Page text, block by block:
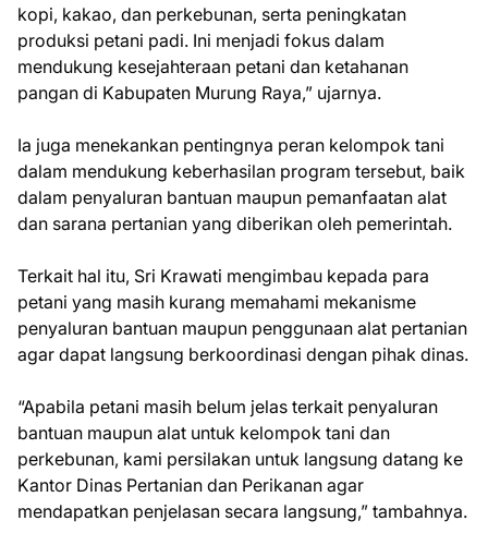
kopi, kakao, dan perkebunan, serta peningkatan
produksi petani padi. Ini menjadi fokus dalam
mendukung kesejahteraan petani dan ketahanan
pangan di Kabupaten Murung Raya,” ujarnya.
Ia juga menekankan pentingnya peran kelompok tani
dalam mendukung keberhasilan program tersebut, baik
dalam penyaluran bantuan maupun pemanfaatan alat
dan sarana pertanian yang diberikan oleh pemerintah.
Terkait hal itu, Sri Krawati mengimbau kepada para
petani yang masih kurang memahami mekanisme
penyaluran bantuan maupun penggunaan alat pertanian
agar dapat langsung berkoordinasi dengan pihak dinas.
“Apabila petani masih belum jelas terkait penyaluran
bantuan maupun alat untuk kelompok tani dan
perkebunan, kami persilakan untuk langsung datang ke
Kantor Dinas Pertanian dan Perikanan agar
mendapatkan penjelasan secara langsung,” tambahnya.